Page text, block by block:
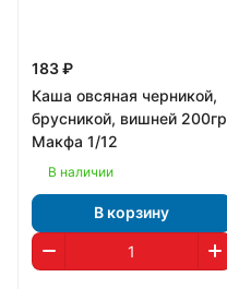
183 ₽
Каша овсяная черникой,
брусникой, вишней 200гр
Макфа 1/12
В наличии
В корзину